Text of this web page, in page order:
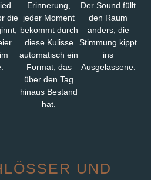
die
Erinnerung,
jeder Moment
bekommt durch
diese Kulisse
automatisch ein
Format, das
über den Tag
hinaus Bestand
hat.
Der Sound füllt
den Raum
anders, die
Stimmung kippt
ins
Ausgelassene.
UND